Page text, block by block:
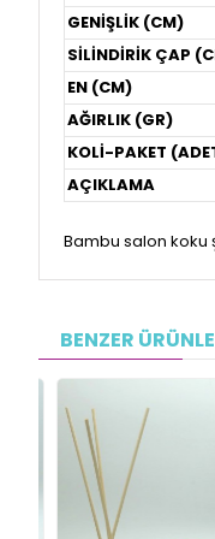
GENİŞLİK (CM)
SİLİNDİRİK ÇAP
EN (CM)
AĞIRLIK (GR)
KOLİ-PAKET
AÇIKLAMA
Bambu salon koku
BENZER